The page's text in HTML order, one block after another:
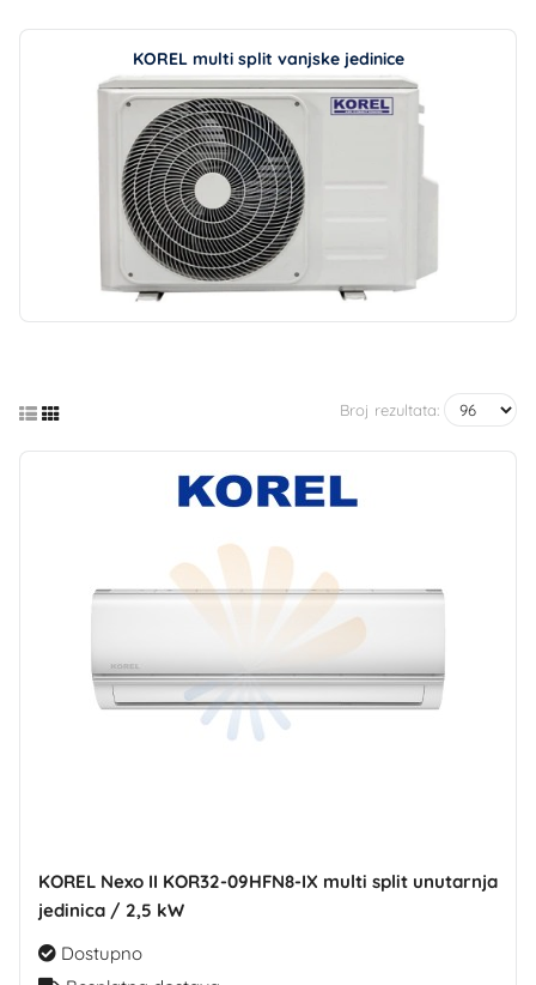
KOREL multi split vanjske jedinice
Broj rezultata:
KOREL Nexo II KOR32-09HFN8-IX multi split unutarnja
jedinica / 2,5 kW
Dostupno